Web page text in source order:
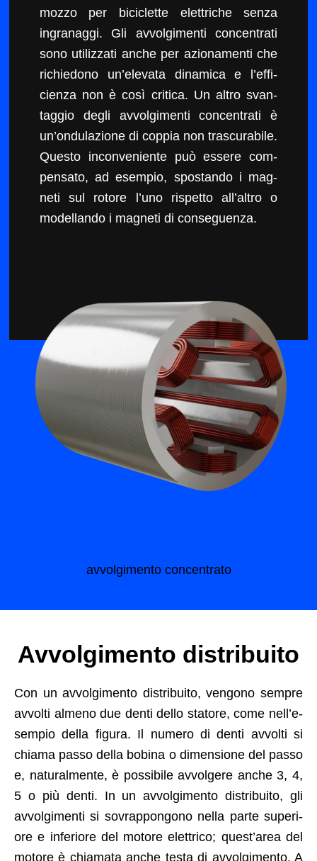
avvol­gi­men­to concentrato
moz­zo per bici­clette elet­triche sen­za
ingranag­gi. Gli avvol­gi­men­ti con­cen­trati
sono uti­liz­za­ti anche per azion­a­men­ti che
richiedono un’el­e­va­ta dinam­i­ca e l’ef­fi­
cien­za non è così crit­i­ca. Un altro svan­
tag­gio degli avvol­gi­men­ti con­cen­trati è
un’on­du­lazione di cop­pia non trascur­abile.
Questo incon­ve­niente può essere com­
pen­sato, ad esem­pio, spo­stan­do i mag­
neti sul rotore l’uno rispet­to all’al­tro o
model­lan­do i mag­neti di conseguenza.
Avvolgimento distribuito
Con un avvol­gi­men­to dis­tribuito, ven­gono sem­pre
avvolti almeno due den­ti del­lo sta­tore, come nel­l’e­
sem­pio del­la figu­ra. Il numero di den­ti avvolti si
chia­ma pas­so del­la bobi­na o dimen­sione del pas­so
e, nat­u­ral­mente, è pos­si­bile avvol­gere anche 3, 4,
5 o più den­ti. In un avvol­gi­men­to dis­tribuito, gli
avvol­gi­men­ti si sovrap­pon­gono nel­la parte supe­ri­
ore e infe­ri­ore del motore elet­tri­co; quest’area del
motore è chia­ma­ta anche tes­ta di avvol­gi­men­to. A